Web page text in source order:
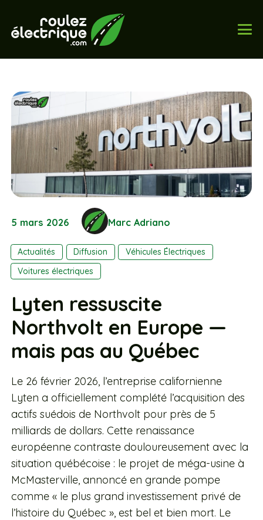
5 mars 2026 Marc Adriano
Actualités Diffusion
Véhicules Électriques
Voitures électriques
Lyten ressuscite
Northvolt en Europe —
mais pas au Québec
Le 26 février 2026, l’entreprise californienne
Lyten a officiellement complété l’acquisition des
actifs suédois de Northvolt pour près de 5
milliards de dollars. Cette renaissance
européenne contraste douloureusement avec la
situation québécoise : le projet de méga-usine à
McMasterville, annoncé en grande pompe
comme « le plus grand investissement privé de
l’histoire du Québec », est bel et bien mort. Le